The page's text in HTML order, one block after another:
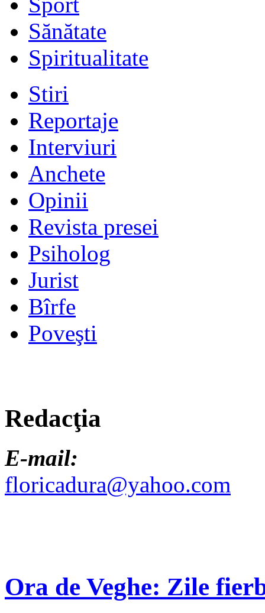
Sănătate
Spiritualitate
Stiri
Reportaje
Interviuri
Anchete
Opinii
Revista presei
Psiholog
Jurist
Bîrfe
Poveşti
Redacţia
E-mail:
floricadura@yahoo.com
Ora de Veghe: Zile